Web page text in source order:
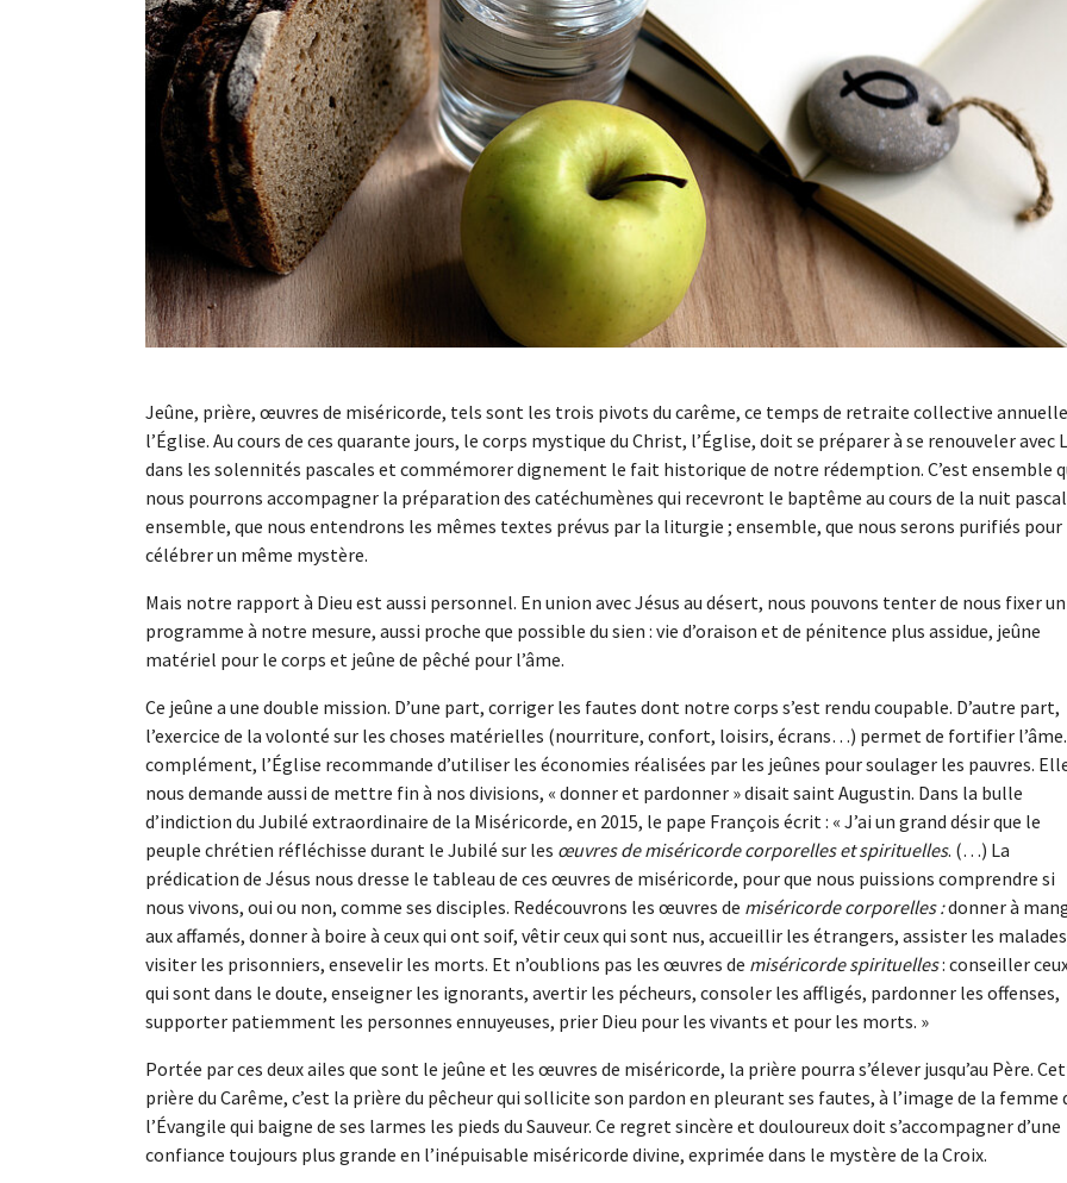
Jeûne, prière, œuvres de miséricorde, tels sont les trois pivots du carême, ce temps de retraite collective
l’Église. Au cours de ces quarante jours, le corps mystique du Christ, l’Église, doit se préparer à se renouveler avec
dans les solennités pascales et commémorer dignement le fait historique de notre rédemption. C’est ensemble
nous pourrons accompagner la préparation des catéchumènes qui recevront le baptême au cours de la nuit
ensemble, que nous entendrons les mêmes textes prévus par la liturgie ; ensemble, que nous serons purifiés pour
célébrer un même mystère.
Mais notre rapport à Dieu est aussi personnel. En union avec Jésus au désert, nous pouvons tenter de nous fixer un
programme à notre mesure, aussi proche que possible du sien : vie d’oraison et de pénitence plus assidue, jeûne
matériel pour le corps et jeûne de pêché pour l’âme.
Ce jeûne a une double mission. D’une part, corriger les fautes dont notre corps s’est rendu coupable. D’autre part,
l’exercice de la volonté sur les choses matérielles (nourriture, confort, loisirs, écrans…) permet de fortifier
complément, l’Église recommande d’utiliser les économies réalisées par les jeûnes pour soulager les pauvres.
nous demande aussi de mettre fin à nos divisions, « donner et pardonner » disait saint Augustin. Dans la bulle
d’indiction du Jubilé extraordinaire de la Miséricorde, en 2015, le pape François écrit : « J’ai un grand désir que le
peuple chrétien réfléchisse durant le Jubilé sur les œuvres de miséricorde corporelles et spirituelles. (…) La
prédication de Jésus nous dresse le tableau de ces œuvres de miséricorde, pour que nous puissions comprendre si
nous vivons, oui ou non, comme ses disciples. Redécouvrons les œuvres de miséricorde corporelles :donner à
aux affamés, donner à boire à ceux qui ont soif, vêtir ceux qui sont nus, accueillir les étrangers, assister les
visiter les prisonniers, ensevelir les morts. Et n’oublions pas les œuvres de miséricorde spirituelles: conseiller
qui sont dans le doute, enseigner les ignorants, avertir les pécheurs, consoler les affligés, pardonner les offenses,
supporter patiemment les personnes ennuyeuses, prier Dieu pour les vivants et pour les morts. »
Portée par ces deux ailes que sont le jeûne et les œuvres de miséricorde, la prière pourra s’élever jusqu’au Père.
prière du Carême, c’est la prière du pêcheur qui sollicite son pardon en pleurant ses fautes, à l’image de la femme
l’Évangile qui baigne de ses larmes les pieds du Sauveur. Ce regret sincère et douloureux doit s’accompagner d’une
confiance toujours plus grande en l’inépuisable miséricorde divine, exprimée dans le mystère de la Croix.